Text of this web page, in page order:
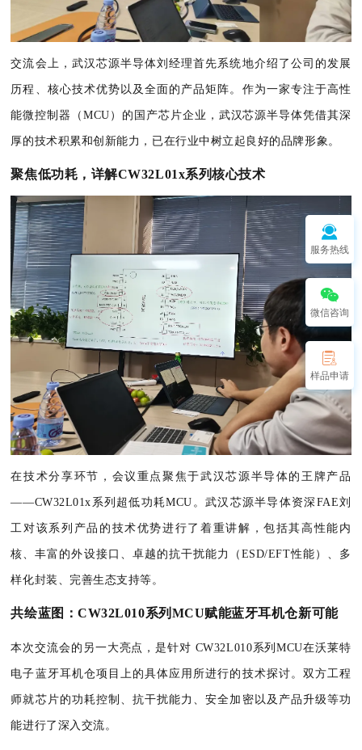
交流会上，武汉芯源半导体刘经理首先系统地介绍了公司的发展
历程、核心技术优势以及全面的产品矩阵。作为一家专注于高性
能微控制器（MCU）的国产芯片企业，武汉芯源半导体凭借其深
厚的技术积累和创新能力，已在行业中树立起良好的品牌形象。
聚焦低功耗，详解CW32L01x系列核心技术
在技术分享环节，会议重点聚焦于武汉芯源半导体的王牌产品
——CW32L01x系列超低功耗MCU。武汉芯源半导体资深FAE刘
工对该系列产品的技术优势进行了着重讲解，包括其高性能内
核、丰富的外设接口、卓越的抗干扰能力（ESD/EFT性能）、多
样化封装、完善生态支持等。
共绘蓝图：CW32L010系列MCU赋能蓝牙耳机仓新可能
本次交流会的另一大亮点，是针对 CW32L010系列MCU在沃莱特
电子蓝牙耳机仓项目上的具体应用所进行的技术探讨。双方工程
师就芯片的功耗控制、抗干扰能力、安全加密以及产品升级等功
能进行了深入交流。
服务热线
微信咨询
样品申请